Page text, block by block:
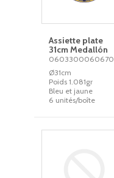
Assiette plate
31cm Medallón
0603300060670
Ø31cm
Poids 1.081gr
Bleu et jaune
6 unités/boîte